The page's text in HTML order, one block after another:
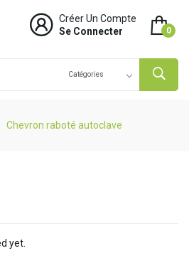
Créer Un Compte
Se Connecter
0
Chevron raboté autoclave
yet.